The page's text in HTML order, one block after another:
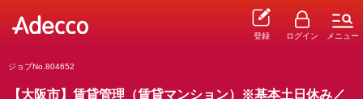
登録 ログイン メニュー
ジョブNo.804652
【大阪市】賃貸管理（賃貸マンション）※基本土日休み／